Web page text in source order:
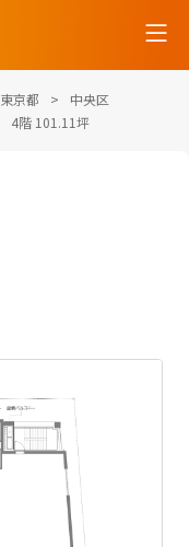
東京都
中央区
4階 101.11坪